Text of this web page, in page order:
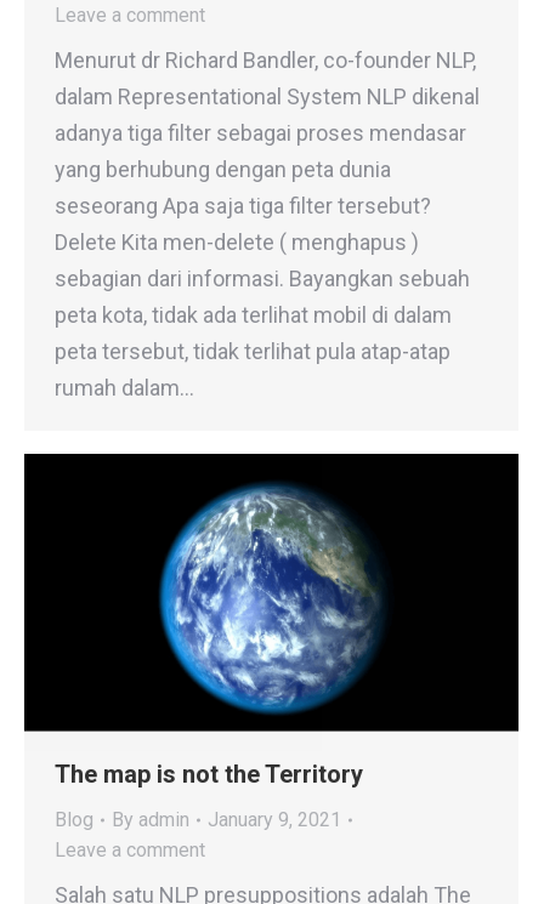
Leave a comment
Menurut dr Richard Bandler, co-founder NLP,
dalam Representational System NLP dikenal
adanya tiga filter sebagai proses mendasar
yang berhubung dengan peta dunia
seseorang Apa saja tiga filter tersebut?
Delete Kita men-delete ( menghapus )
sebagian dari informasi. Bayangkan sebuah
peta kota, tidak ada terlihat mobil di dalam
peta tersebut, tidak terlihat pula atap-atap
rumah dalam…
The map is not the Territory
Blog By admin
January 9, 2021
Leave a comment
Salah satu NLP presuppositions adalah The